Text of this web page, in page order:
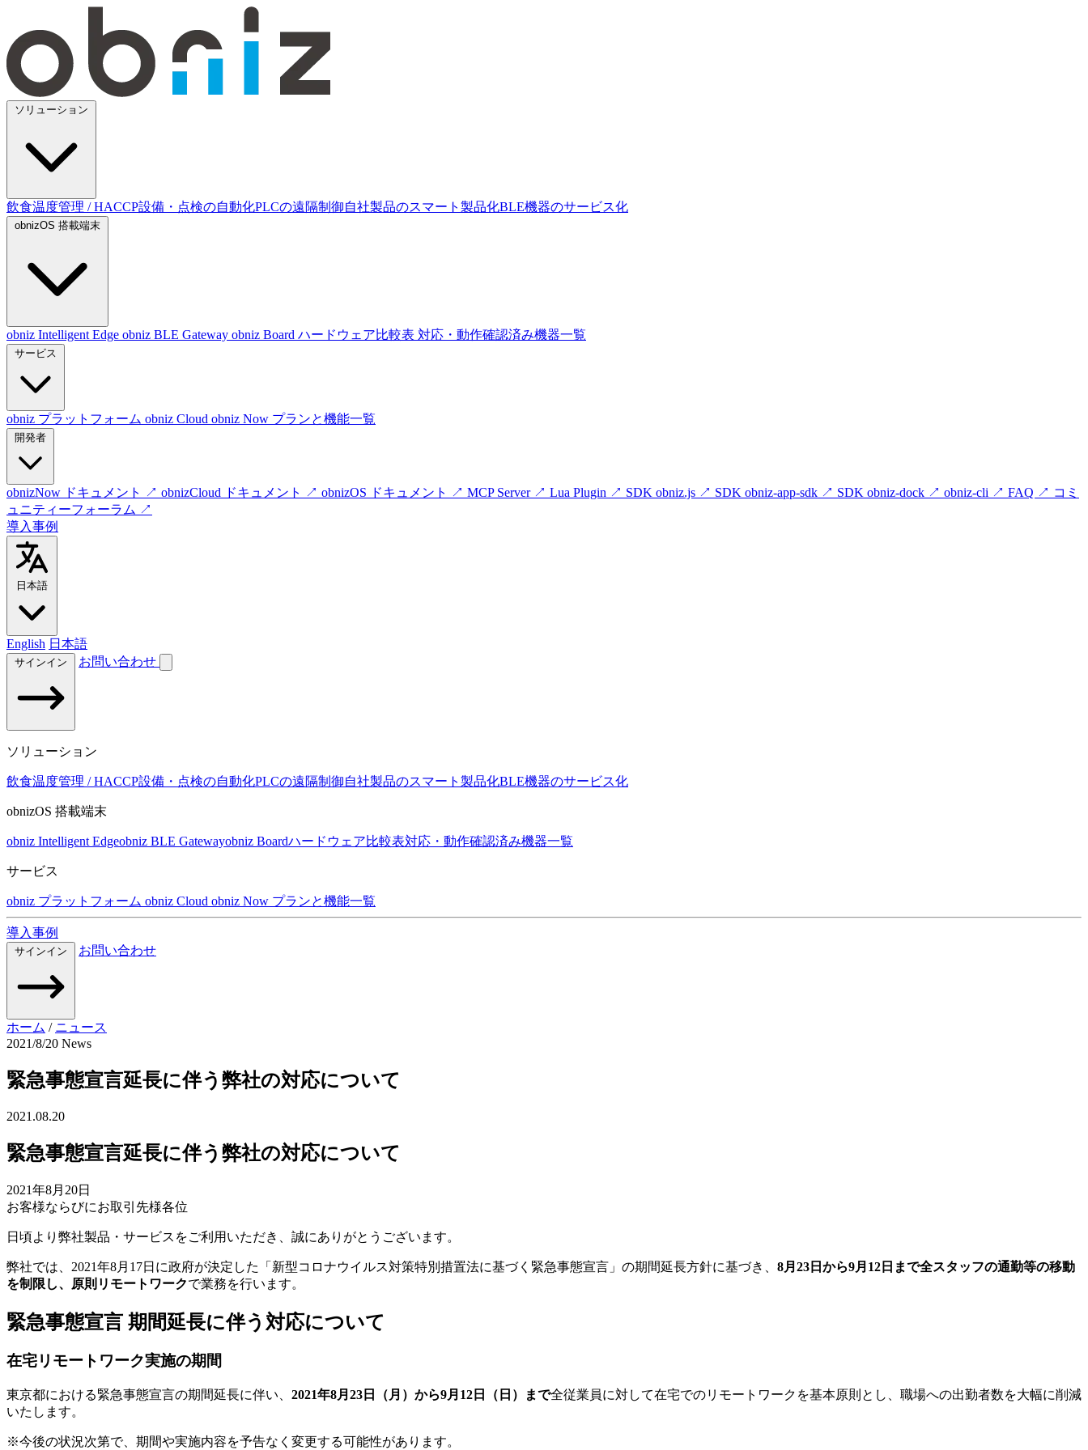
飲食温度管理 / HACCP設備・点検の自動化PLCの遠隔制御自社製品のスマート製品化BLE機器のサービス化
obniz Intelligent Edge obniz BLE Gateway obniz Board ハードウェア比較表 対応・動作確認済み機器一覧
obniz プラットフォーム obniz Cloud obniz Now プランと機能一覧
obnizNow ドキュメント ↗ obnizCloud ドキュメント ↗ obnizOS ドキュメント ↗ MCP Server ↗ Lua Plugin ↗ SDK obniz.js ↗ SDK obniz-app-sdk ↗ SDK obniz-dock ↗ obniz-cli ↗ FAQ ↗ コミ
ュニティーフォーラム ↗
導入事例
日本語
English 日本語
お問い合わせ
ソリューション
飲食温度管理 / HACCP設備・点検の自動化PLCの遠隔制御自社製品のスマート製品化BLE機器のサービス化
obnizOS 搭載端末
obniz Intelligent Edgeobniz BLE Gatewayobniz Boardハードウェア比較表対応・動作確認済み機器一覧
サービス
obniz プラットフォーム obniz Cloud obniz Now プランと機能一覧
導入事例
お問い合わせ
ホーム / ニュース
2021/8/20 News
緊急事態宣言延長に伴う弊社の対応について
2021.08.20
緊急事態宣言延長に伴う弊社の対応について
2021年8月20日
お客様ならびにお取引先様各位
日頃より弊社製品・サービスをご利用いただき、誠にありがとうございます。
弊社では、2021年8月17日に政府が決定した「新型コロナウイルス対策特別措置法に基づく緊急事態宣言」の期間延長方針に基づき、 8月23日から9月12日まで全スタッフの通勤等の移動
を制限し、原則リモートワークで業務を行います。
緊急事態宣言 期間延長に伴う対応について
在宅リモートワーク実施の期間
東京都における緊急事態宣言の期間延長に伴い、 2021年8月23日（月）から9月12日（日）まで全従業員に対して在宅でのリモートワークを基本原則とし、職場への出勤者数を大幅に削減
いたします。
※今後の状況次第で、期間や実施内容を予告なく変更する可能性があります。